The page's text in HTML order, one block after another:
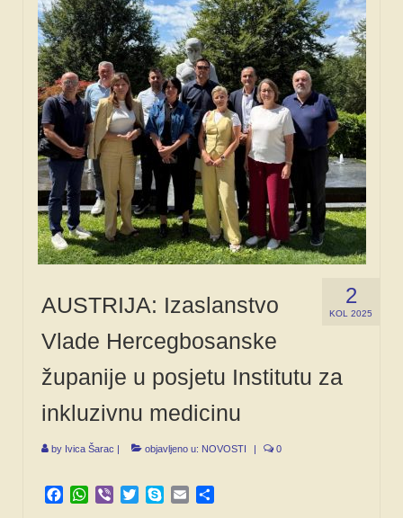
2
KOL 2025
AUSTRIJA: Izaslanstvo
Vlade Hercegbosanske
županije u posjetu Institutu za
inkluzivnu medicinu
by Ivica Šarac objavljeno u: NOVOSTI 0
Facebook
WhatsApp
Viber TwitterSkypeEmail